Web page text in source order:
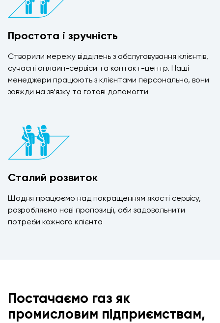
Простота і зручність
Створили мережу відділень з обслуговування клієнтів,
сучасні онлайн-сервіси та контакт-центр. Наші
менеджери працюють з клієнтами персонально, вони
завжди на зв’язку та готові допомогти
Сталий розвиток
Щодня працюємо над покращенням якості сервісу,
розробляємо нові пропозиції, аби задовольнити
потреби кожного клієнта
Постачаємо газ як
промисловим підприємствам,